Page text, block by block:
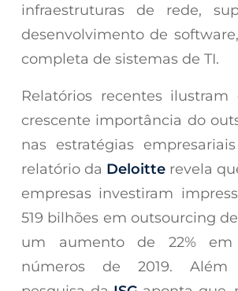
infraestruturas de rede,
desenvolvimento de
completa de sistemas de TI.
Relatórios recentes ilustram
crescente importância do
nas estratégias
relatório da Deloitte revela
empresas investiram
519 bilhões em outsourcing
um aumento de 22% em
números de 2019. Além